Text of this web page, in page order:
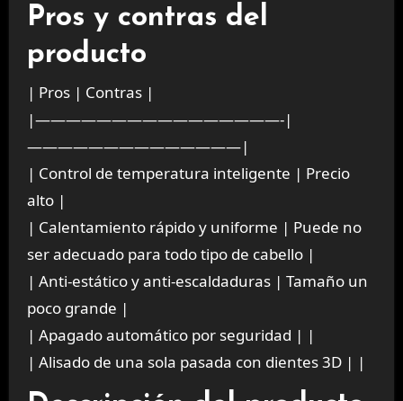
Pros y contras del
producto
| Pros | Contras |
|————————————————-|
——————————————|
| Control de temperatura inteligente | Precio
alto |
| Calentamiento rápido y uniforme | Puede no
ser adecuado para todo tipo de cabello |
| Anti-estático y anti-escaldaduras | Tamaño un
poco grande |
| Apagado automático por seguridad | |
| Alisado de una sola pasada con dientes 3D | |